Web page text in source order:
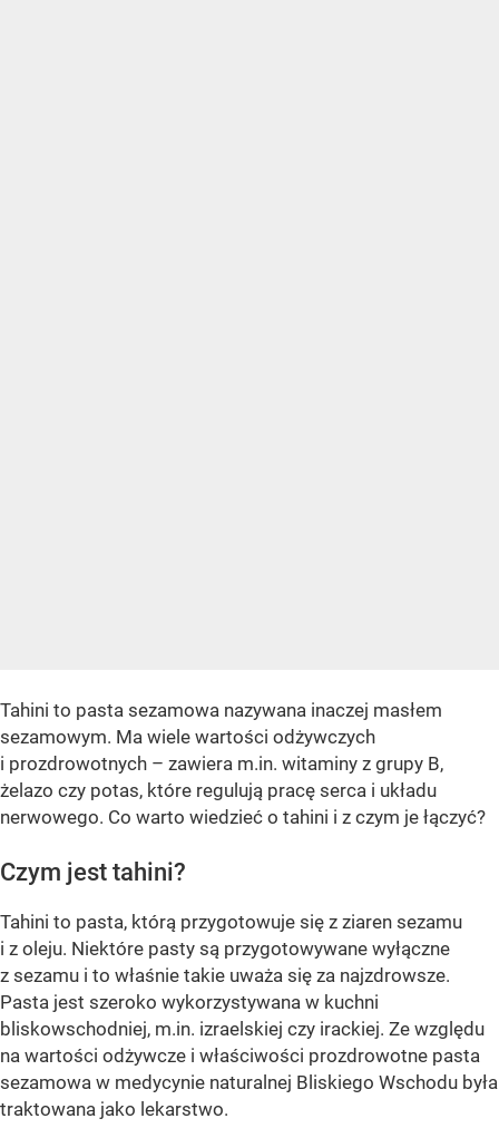
Tahini to pasta sezamowa nazywana inaczej masłem
sezamowym. Ma wiele wartości odżywczych
i prozdrowotnych – zawiera m.in. witaminy z grupy B,
żelazo czy potas, które regulują pracę serca i układu
nerwowego. Co warto wiedzieć o tahini i z czym je łączyć?
Czym jest tahini?
Tahini to pasta, którą przygotowuje się z ziaren sezamu
i z oleju. Niektóre pasty są przygotowywane wyłączne
z sezamu i to właśnie takie uważa się za najzdrowsze.
Pasta jest szeroko wykorzystywana w kuchni
bliskowschodniej, m.in. izraelskiej czy irackiej. Ze względu
na wartości odżywcze i właściwości prozdrowotne pasta
sezamowa w medycynie naturalnej Bliskiego Wschodu była
traktowana jako lekarstwo.